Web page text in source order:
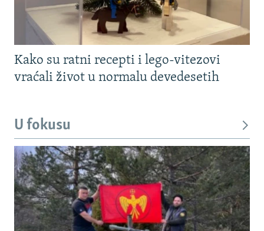
Kako su ratni recepti i lego-vitezovi
vraćali život u normalu devedesetih
U fokusu